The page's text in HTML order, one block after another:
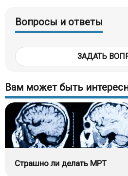
Вопросы и ответы
ЗАДАТЬ
Вам может быть
Cтрашно ли делать МРТ